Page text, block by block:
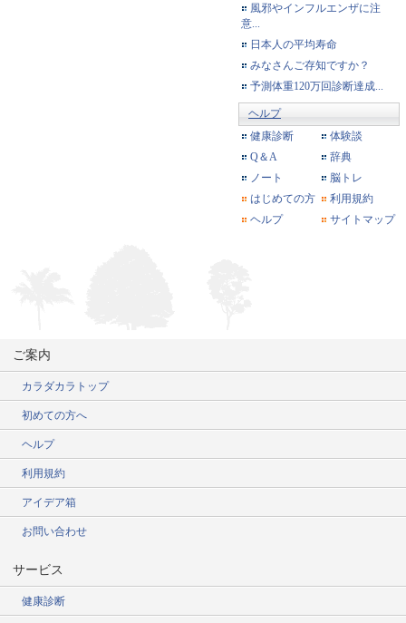
風邪やインフルエンザに注
意...
日本人の平均寿命
みなさんご存知ですか？
予測体重120万回診断達成...
ヘルプ
健康診断
体験談
Q＆A
辞典
ノート
脳トレ
はじめての方
利用規約
ヘルプ
サイトマップ
ご案内
カラダカラトップ
初めての方へ
ヘルプ
利用規約
アイデア箱
お問い合わせ
サービス
健康診断